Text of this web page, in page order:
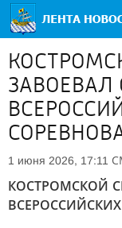
ЗАВОЕВАЛ
1 июня 2026, 17:11
КОСТРОМСКОЙ